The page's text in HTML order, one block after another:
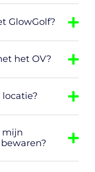
GlowGolf?
het OV?
mijn